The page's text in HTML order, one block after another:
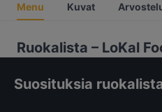
Menu Kuvat
Ruokalista – LoKal
Suosituksia